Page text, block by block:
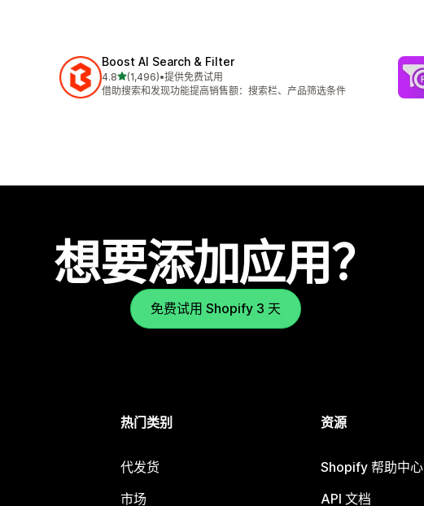
Boost AI Search & Filter
4.8星（满分 5 星）
(1,496)
总共 1496 条评论
•提供免费试用
借助搜索和发现功能提高销售额：搜索栏、产品筛选条件
想要添加应用？
免费试用 Shopify 3 天
热门类别
代发货
市场
资源
Shopify 帮助中心
API 文档